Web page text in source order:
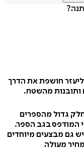
חושפת את הדרך
ותובנות מהשטח.
גדול מהספרים
המודפס בגב הספר.
גם מבצעים מיוחדים
מעולה